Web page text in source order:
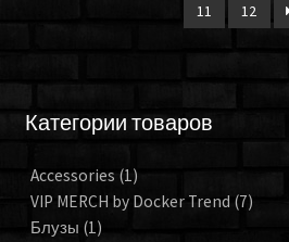
11
12
Категории товаров
Accessories (1)
VIP MERCH by Docker Trend (7)
Блузы (1)